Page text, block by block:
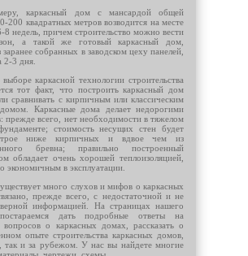
каркасный дом с мансардой общей
200 квадратных метров возводится на месте
недель, причем строительство можно вести
а такой же готовый каркасный дом,
собранных в заводском цеху панелей,
2-3 дня.
каркасной технологии строительства
тот факт, что построить каркасный дом
сравнивать с кирпичным или классическим
Каркасные дома делает недорогими
прежде всего, нет необходимости в тяжелом
стоимость несущих стен будет
ниже кирпичных и вдвое чем из
бревна; правильно построенный
обладает очень хорошей теплоизоляцией,
экономичным в эксплуатации.
много слухов и мифов о каркасных
прежде всего, с недостаточной и не
информацией. На страницах нашего
дать подробные ответы на
вопросов о каркасных домах, рассказать о
опыте строительства каркасных домов,
так и за рубежом. У нас вы найдете многие